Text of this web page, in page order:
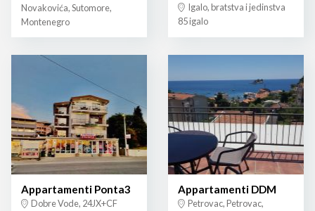
Novakovića, Sutomore,
Montenegro
Igalo, bratstva i jedinstva
85 igalo
Appartamenti Ponta3
Dobre Vode, 24JX+CF
Appartamenti DDM
Petrovac, Petrovac,